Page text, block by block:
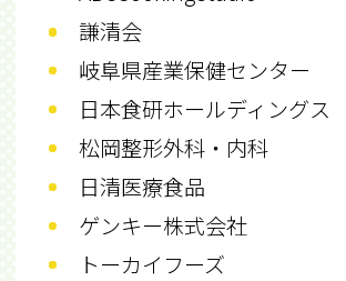
謙清会
岐阜県産業保健センター
日本食研ホールディングス
松岡整形外科・内科
日清医療食品
ゲンキー株式会社
トーカイフーズ